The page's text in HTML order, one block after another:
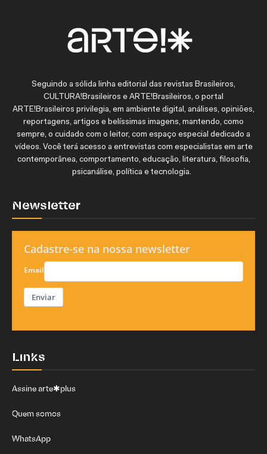
Seguindo a sólida linha editorial das revistas Brasileiros,
CULTURA!Brasileiros e ARTE!Brasileiros, o portal
ARTE!Brasileiros privilegia, em ambiente digital, análises, opiniões,
reportagens, artigos e belíssimas imagens, mantendo, como
sempre, o cuidado com o leitor, com espaço especial dedicado a
vídeos. Você terá acesso a entrevistas com especialistas em arte
contemporânea, comportamento, educação, literatura, filosofia,
psicanálise, política e tecnologia.
Newsletter
Cadastre-se na nossa newsletter
Email
Enviar
Links
Assine arte✱plus
Quem somos
WhatsApp